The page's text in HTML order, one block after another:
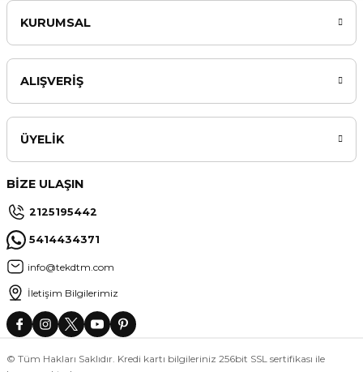
KURUMSAL
ALIŞVERİŞ
ÜYELİK
BİZE ULAŞIN
2125195442
5414434371
info@tekdtm.com
İletişim Bilgilerimiz
© Tüm Hakları Saklıdır. Kredi kartı bilgileriniz 256bit SSL sertifikası ile